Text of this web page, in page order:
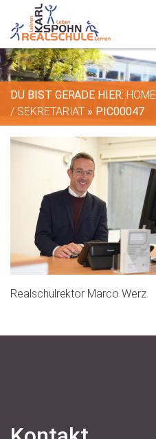
DU BIST GERADE HIER: HOME
/ SEKRETARIAT » PIC00047
Realschulrektor Marco Werz